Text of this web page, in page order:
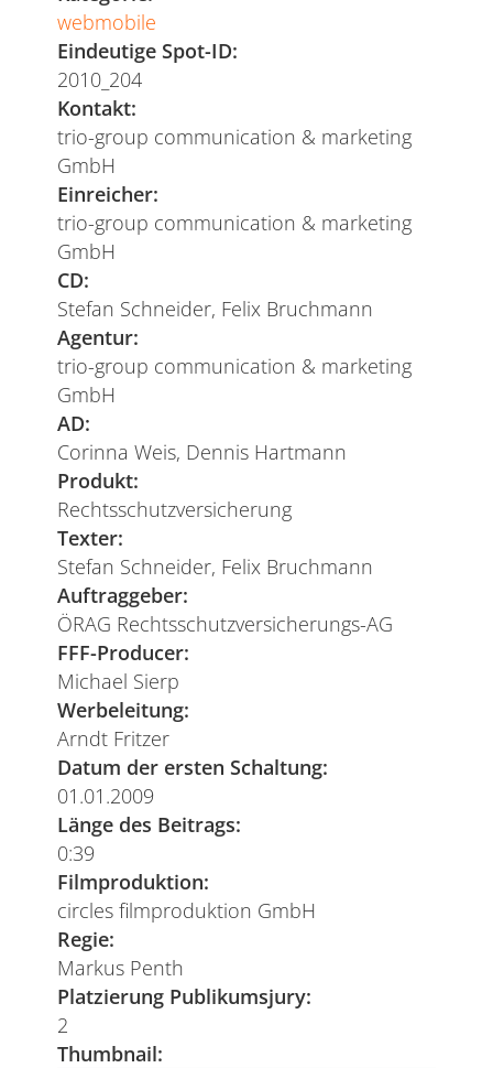
webmobile
Eindeutige Spot-ID:
2010_204
Kontakt:
trio-group communication & marketing
GmbH
Einreicher:
trio-group communication & marketing
GmbH
CD:
Stefan Schneider, Felix Bruchmann
Agentur:
trio-group communication & marketing
GmbH
AD:
Corinna Weis, Dennis Hartmann
Produkt:
Rechtsschutzversicherung
Texter:
Stefan Schneider, Felix Bruchmann
Auftraggeber:
ÖRAG Rechtsschutzversicherungs-AG
FFF-Producer:
Michael Sierp
Werbeleitung:
Arndt Fritzer
Datum der ersten Schaltung:
01.01.2009
Länge des Beitrags:
0:39
Filmproduktion:
circles filmproduktion GmbH
Regie:
Markus Penth
Platzierung Publikumsjury:
2
Thumbnail: